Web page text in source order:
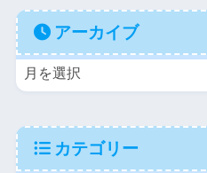
アーカイブ
カテゴリー